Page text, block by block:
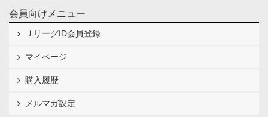
会員向けメニュー
ＪリーグID会員登録
マイページ
購入履歴
メルマガ設定